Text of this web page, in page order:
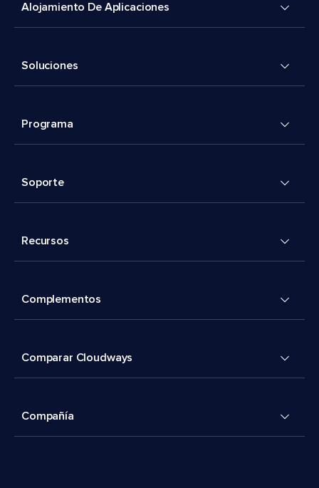
Alojamiento De Aplicaciones
Soluciones
Programa
Soporte
Recursos
Complementos
Comparar Cloudways
Compañía